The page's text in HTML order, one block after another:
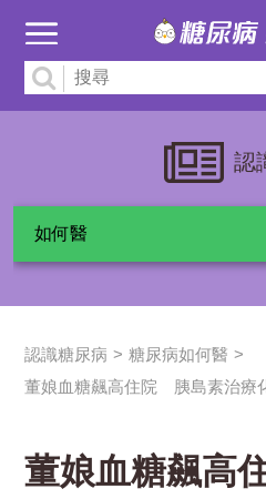
認
認識糖尿病
糖尿病如何醫
董娘血糖飆高住院 胰島素治療
董娘血糖飆高